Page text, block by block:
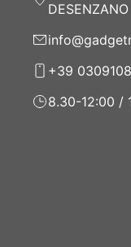
+39
8.30-12:00 /